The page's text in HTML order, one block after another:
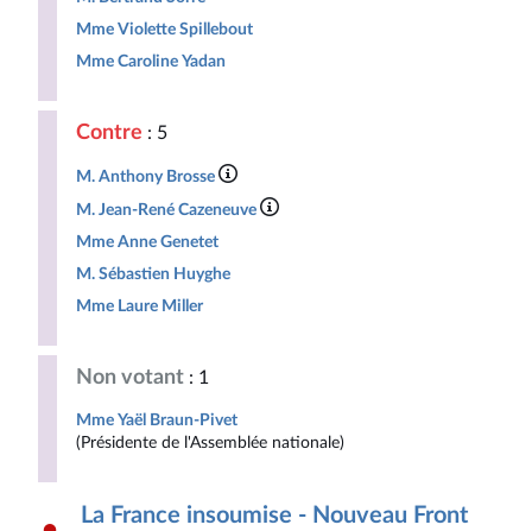
Mme Violette Spillebout
Mme Caroline Yadan
Contre : 5
M. Anthony Brosse
M. Jean-René Cazeneuve
Mme Anne Genetet
M. Sébastien Huyghe
Mme Laure Miller
Non votant : 1
Mme Yaël Braun-Pivet
(Présidente de l'Assemblée nationale)
La France insoumise - Nouveau Front